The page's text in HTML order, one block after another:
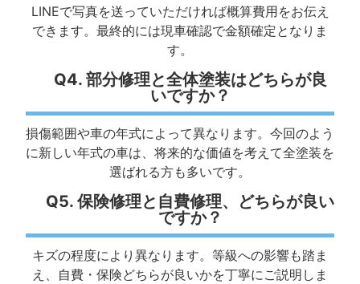
LINEで写真を送っていただければ概算費用をお伝え
できます。最終的には現車確認で金額確定となりま
す。
Q4. 部分修理と全体塗装はどちらが良
いですか？
損傷範囲や車の年式によって異なります。今回のよう
に新しい年式の車は、将来的な価値を考えて全塗装を
選ばれる方も多いです。
Q5. 保険修理と自費修理、どちらが良い
ですか？
キズの程度により異なります。等級への影響も踏ま
え、自費・保険どちらが良いかを丁寧にご説明しま